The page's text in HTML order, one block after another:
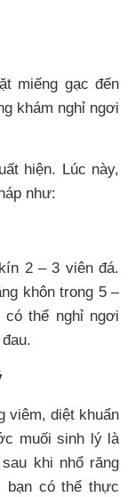
miếng gạc đến
khám nghỉ ngơi
hiện. Lúc này,
như:
2 – 3 viên đá.
khôn trong 5 –
thể nghỉ ngơi
viêm, diệt khuẩn
muối sinh lý là
khi nhổ răng
bạn có thể thực